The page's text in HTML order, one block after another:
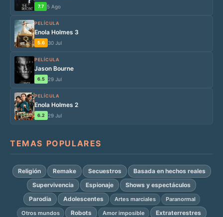
7.7 5 Ago
PELÍCULA
Enola Holmes 3
5.6 30 Jul
PELÍCULA
Jason Bourne
6.5 29 Jul
PELÍCULA
Enola Holmes 2
6.2 29 Jul
TEMAS POPULARES
Religión Remake Secuestros
Basada en hechos reales
Supervivencia
Espionaje
Shows y espectáculos
Parodia
Adolescentes Artes marciales
Paranormal
Otros mundos
Robots Amor imposible
Extraterrestres